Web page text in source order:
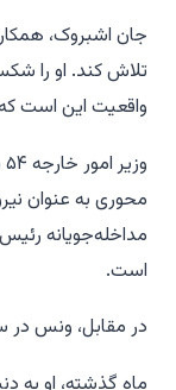
جان اشبروک،
تلاش کند. او را
واقعیت این است
محوری به عنوان
مداخله‌جویانه
است.
در مقابل، ونس در